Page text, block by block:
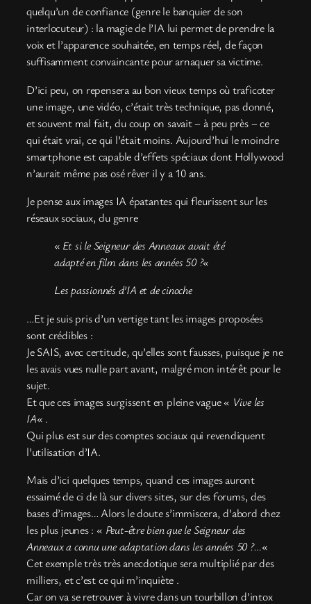
quelqu’un de confiance (genre le banquier de son
interlocuteur) : la magie de l’IA lui permet de prendre la
voix et l’apparence souhaitée, en temps réel, de façon
suffisamment convaincante pour arnaquer sa victime.
D’ici peu, on repensera au bon vieux temps où traficoter
une image, une vidéo, c’était très technique, pas donné,
et souvent mal fait, du coup on savait – à peu près – ce
qui était vrai, ce qui l’était moins. Aujourd’hui le moindre
smartphone est capable d’effets spéciaux dont Hollywood
n’aurait même pas osé rêver il y a 10 ans.
Je pense aux images IA épatantes qui fleurissent sur les
réseaux sociaux, du genre
« Et si le Seigneur des Anneaux avait été
adapté en film dans les années 50 ?«
Les passionnés d’IA et de cinoche
…Et je suis pris d’un vertige tant les images proposées
sont crédibles :
Je SAIS, avec certitude, qu’elles sont fausses, puisque je ne
les avais vues nulle part avant, malgré mon intérêt pour le
sujet.
Et que ces images surgissent en pleine vague « Vive les
IA« .
Qui plus est sur des comptes sociaux qui revendiquent
l’utilisation d’IA.
Mais d’ici quelques temps, quand ces images auront
essaimé de ci de là sur divers sites, sur des forums, des
bases d’images… Alors le doute s’immiscera, d’abord chez
les plus jeunes : « Peut-être bien que le Seigneur des
Anneaux a connu une adaptation dans les années 50 ?…«
Cet exemple très très anecdotique sera multiplié par des
milliers, et c’est ce qui m’inquiète .
Car on va se retrouver à vivre dans un tourbillon d’intox